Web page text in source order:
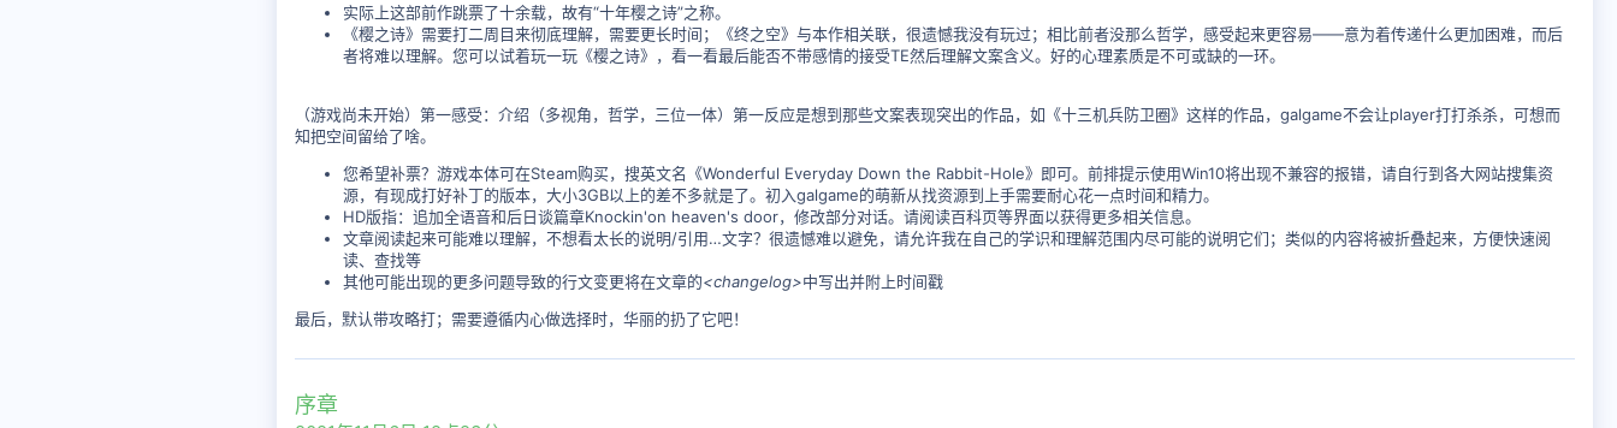
实际上这部前作跳票了十余载，故有“十年樱之诗”之称。
《樱之诗》需要打二周目来彻底理解，需要更长时间；《终之空》与本作相关联，很遗憾我没有玩过；相比前者没那么哲学，感受起来更容易——意为着传递什么更加困难，而后
者将难以理解。您可以试着玩一玩《樱之诗》，看一看最后能否不带感情的接受TE然后理解文案含义。好的心理素质是不可或缺的一环。
（游戏尚未开始）第一感受：介绍（多视角，哲学，三位一体）第一反应是想到那些文案表现突出的作品，如《十三机兵防卫圈》这样的作品，galgame不会让player打打杀杀，可想而
知把空间留给了啥。
您希望补票？游戏本体可在Steam购买，搜英文名《Wonderful Everyday Down the Rabbit-Hole》即可。前排提示使用Win10将出现不兼容的报错，请自行到各大网站搜集资
源，有现成打好补丁的版本，大小3GB以上的差不多就是了。初入galgame的萌新从找资源到上手需要耐心花一点时间和精力。
HD版指：追加全语音和后日谈篇章Knockin'on heaven's door，修改部分对话。请阅读百科页等界面以获得更多相关信息。
文章阅读起来可能难以理解，不想看太长的说明/引用…文字？很遗憾难以避免，请允许我在自己的学识和理解范围内尽可能的说明它们；类似的内容将被折叠起来，方便快速阅
读、查找等
其他可能出现的更多问题导致的行文变更将在文章的<changelog>中写出并附上时间戳
最后，默认带攻略打；需要遵循内心做选择时，华丽的扔了它吧！
序章